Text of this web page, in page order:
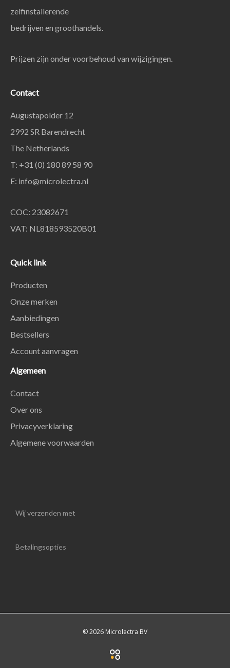
zelfinstallerende
bedrijven en groothandels.
Prijzen zijn onder voorbehoud van wijzigingen.
Contact
Augustapolder 12
2992 SR Barendrecht
The Netherlands
T: +31 (0) 180 89 58 90
E: info@microlectra.nl
COC: 23082671
VAT: NL818593520B01
Quick link
Producten
Onze merken
Aanbiedingen
Bestsellers
Account aanvragen
Algemeen
Contact
Over ons
Privacyverklaring
Algemene voorwaarden
Wij verzenden met
Betalingsopties
© 2026 Microlectra BV